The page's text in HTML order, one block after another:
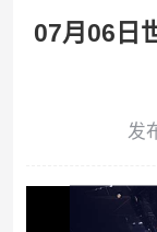
07月06日
发